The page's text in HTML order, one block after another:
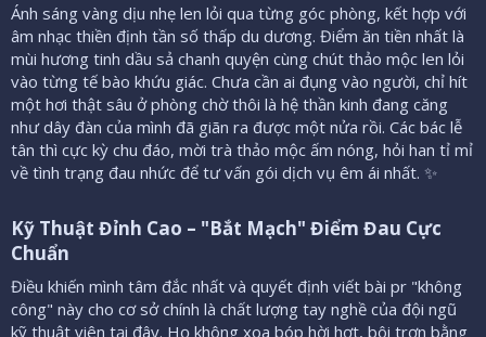
Ánh sáng vàng dịu nhẹ len lỏi qua từng góc phòng, kết hợp với
âm nhạc thiền định tần số thấp du dương. Điểm ăn tiền nhất là
mùi hương tinh dầu sả chanh quyện cùng chút thảo mộc len lỏi
vào từng tế bào khứu giác. Chưa cần ai đụng vào người, chỉ hít
một hơi thật sâu ở phòng chờ thôi là hệ thần kinh đang căng
như dây đàn của mình đã giãn ra được một nửa rồi. Các bác lễ
tân thì cực kỳ chu đáo, mời trà thảo mộc ấm nóng, hỏi han tỉ mỉ
về tình trạng đau nhức để tư vấn gói dịch vụ êm ái nhất. ✨
Kỹ Thuật Đỉnh Cao – "Bắt Mạch" Điểm Đau Cực
Chuẩn
Điều khiến mình tâm đắc nhất và quyết định viết bài pr "không
công" này cho cơ sở chính là chất lượng tay nghề của đội ngũ
kỹ thuật viên tại đây. Họ không xoa bóp hời hợt, bôi trơn bằng